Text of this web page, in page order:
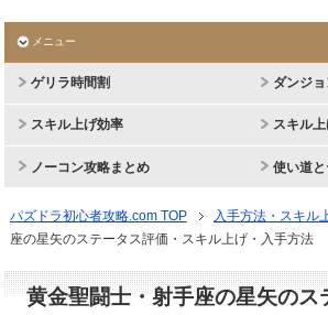
メニュー
ゲリラ時間割 ダンジ
スキル上げ効率 スキル
ノーコン攻略まとめ 使い道
パズドラ初心者攻略.com TOP 入手方法・スキル
座の星矢のステータス評価・スキル上げ・入手方法
黄金聖闘士・射手座の星矢のス